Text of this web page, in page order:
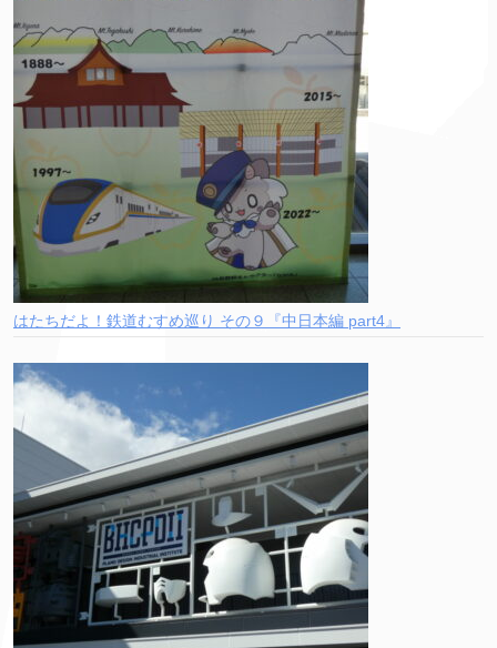
はたちだよ！鉄道むすめ巡り その９『中日本編 part4』